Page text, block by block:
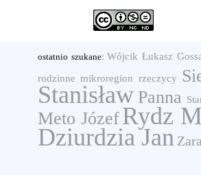
ostatnio szukane:Wójcik Łukasz
rodzinne mikroregion rzeczycy
Stanisław Panna
Meto JózefRydz
Dziurdzia Jan